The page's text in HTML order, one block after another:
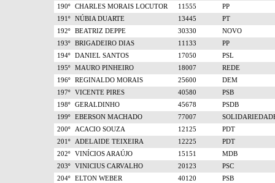
190º
CHARLES MORAIS LOCUTOR 11555
PP
191º
NÚBIA DUARTE 13445
PT
192º
BEATRIZ DEPPE 30330
NOVO
193º
BRIGADEIRO DIAS 11133
PP
194º
DANIEL SANTOS 17050
PSL
195º
MAURO PINHEIRO 18007
REDE
196º
REGINALDO MORAIS 25600
DEM
197º
VICENTE PIRES 40580
PSB
198º
GERALDINHO 45678
PSDB
199º
EBERSON MACHADO 77007
200º
ACACIO SOUZA 12125
PDT
201º
ADELAIDE TEIXEIRA 12225
PDT
202º
VINÍCIOS ARAÚJO 15151
MDB
203º
VINICIUS CARVALHO 20123
PSC
204º
ELTON WEBER 40120
PSB